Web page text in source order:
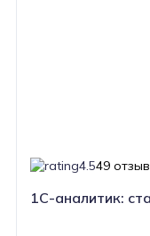
4.549
1С-аналитик: